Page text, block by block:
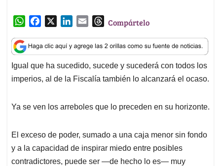
W
a
t
s
A
p
c
e
b
o
k
n
k
e
d
n
a
i
l
T
r
e
a
d
Compártelo
Igual que ha sucedido, sucede y sucederá con todos los
imperios, al de la Fiscalía también lo alcanzará el ocaso.
Ya se ven los arreboles que lo preceden en su horizonte.
El exceso de poder, sumado a una caja menor sin fondo
y a la capacidad de inspirar miedo entre posibles
contradictores, puede ser —de hecho lo es— muy